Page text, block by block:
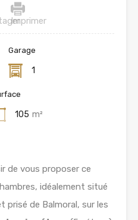
Imprimer
Garage
1
105 m²
de vous proposer ce
idéalement situé
prisé de Balmoral, sur les